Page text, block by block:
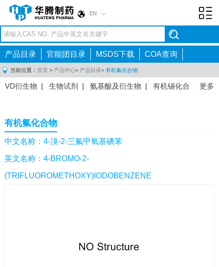
EN
产品目录 官能团目录 MSDS下载 COA查询
当前位置： 首页 > 产品中心> 产品目录> 有机氟化合物
更多
VD衍生物 | 生物试剂 | 氨基酸及衍生物 | 有机锡化合
间体|抗高血压药物中间体
感染药物中间体|
体 |抗精神病药物中间体 |抗炎药物中间体
药中间体|其他原料药中间体
有机氟化合物
中文名称：4-溴-2-三氟甲氧基碘苯
英文名称：4-BROMO-2-
(TRIFLUOROMETHOXY)IODOBENZENE